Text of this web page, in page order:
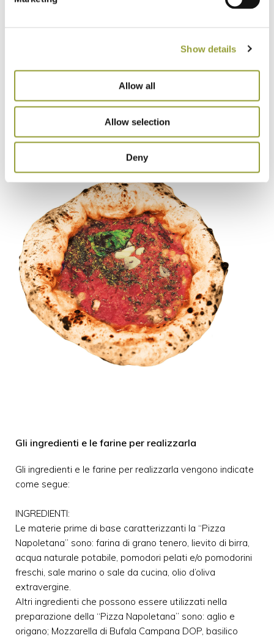
Show details
Allow all
Allow selection
Deny
che presenta il tipico gusto del pane ben cresciuto e ben
all’aroma, rispettivamente, dell’origano, dell’aglio o del
basilico, e al sapore della mozzarella cotta. La pizza, alla
fine del processo di cottura, emanerà un odore
caratteristico, profumato, fragrante.
Gli ingredienti e le farine per realizzarla
Gli ingredienti e le farine per realizzarla vengono indicate
come segue:
INGREDIENTI:
Le materie prime di base caratterizzanti la “Pizza
Napoletana” sono: farina di grano tenero, lievito di birra,
acqua naturale potabile, pomodori pelati e/o pomodorini
freschi, sale marino o sale da cucina, olio d’oliva
extravergine.
Altri ingredienti che possono essere utilizzati nella
preparazione della “Pizza Napoletana” sono: aglio e
origano; Mozzarella di Bufala Campana DOP, basilico